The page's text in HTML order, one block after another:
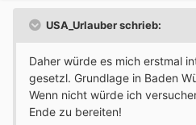
USA_Urlauber schrieb:
Daher würde es mich erstmal
gesetzl. Grundlage in Baden
Wenn nicht würde ich
Ende zu bereiten!